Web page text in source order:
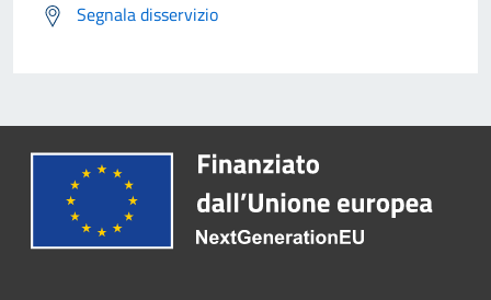
Segnala disservizio